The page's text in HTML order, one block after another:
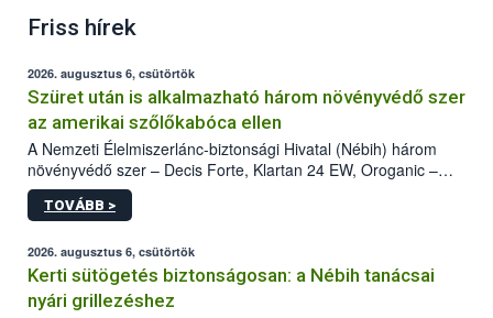
Friss hírek
2026. augusztus 6, csütörtök
Szüret után is alkalmazható három növényvédő szer
az amerikai szőlőkabóca ellen
A Nemzeti Élelmiszerlánc-biztonsági Hivatal (Nébih) három
növényvédő szer – Decis Forte, Klartan 24 EW, Oroganic –
engedélyokiratát módosította, így azok a szüretet követően,
egészen a vesszőérettség (BBCH 91) stádiumáig
érésű szőlőkben is legyen lehetőség a károsító elleni további
védekezésre. Az Oroganic készítmény kis kiszerelésben kiskerti
felhasználók számára is elérhető és ökológiai termesztésben is
TOVÁBB >
2026. augusztus 6, csütörtök
Kerti sütögetés biztonságosan: a Nébih tanácsai
nyári grillezéshez